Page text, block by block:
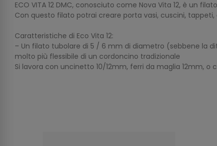
ECO VITA 12 DMC, conosciuto come Nova Vita 12, è un
Con questo filato potrai creare porta vasi, cuscini,
Caratteristiche di Eco Vita 12:
– Un filato tubolare di 5 / 6 mm di diametro (sebbene la
molto più flessibile di un cordoncino tradizionale
Si lavora con uncinetto 10/12mm, ferri da maglia 12mm,